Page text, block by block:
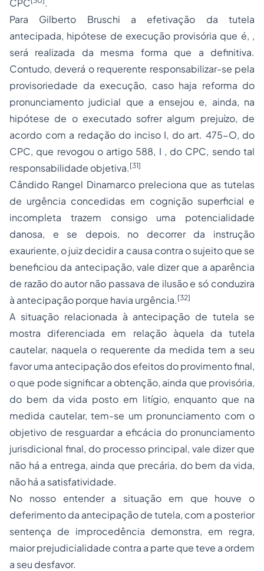
CPC
.
Para Gilberto Bruschi a efetivação da tutela
antecipada, hipótese de execução provisória que é, ,
será realizada da mesma forma que a definitiva.
Contudo, deverá o requerente responsabilizar-se pela
provisoriedade da execução, caso haja reforma do
pronunciamento judicial que a ensejou e, ainda, na
hipótese de o executado sofrer algum prejuízo, de
acordo com a redação do inciso I, do art. 475-O, do
CPC, que revogou o artigo 588, I , do CPC, sendo tal
responsabilidade objetiva. [31]
Cândido Rangel Dinamarco preleciona que as tutelas
de urgência concedidas em cognição superficial e
incompleta trazem consigo uma potencialidade
danosa, e se depois, no decorrer da instrução
exauriente, o juiz decidir a causa contra o sujeito que se
beneficiou da antecipação, vale dizer que a aparência
de razão do autor não passava de ilusão e só conduzira
à antecipação porque havia urgência. [32]
A situação relacionada à antecipação de tutela se
mostra diferenciada em relação àquela da tutela
cautelar, naquela o requerente da medida tem a seu
favor uma antecipação dos efeitos do provimento final,
o que pode significar a obtenção, ainda que provisória,
do bem da vida posto em litígio, enquanto que na
medida cautelar, tem-se um pronunciamento com o
objetivo de resguardar a eficácia do pronunciamento
jurisdicional final, do processo principal, vale dizer que
não há a entrega, ainda que precária, do bem da vida,
não há a satisfatividade.
No nosso entender a situação em que houve o
deferimento da antecipação de tutela, com a posterior
sentença de improcedência demonstra, em regra,
maior prejudicialidade contra a parte que teve a ordem
a seu desfavor.